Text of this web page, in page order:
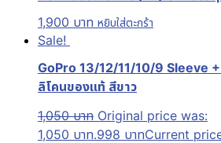
1,900 บาท หยิบใส่ตะกร้า
Sale!
GoPro 13/12/11/10/9 Sleeve
ลิโคนของแท้ สีขาว
1,050บาท Original price was:
1,050 บาท.998 บาทCurrent